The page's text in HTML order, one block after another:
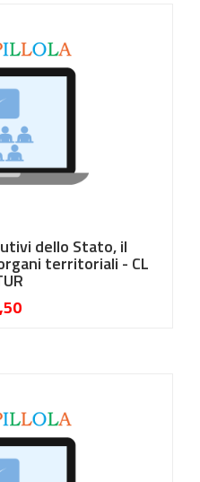
dello Stato, il
territoriali - CL